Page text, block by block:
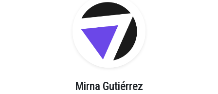
Mirna Gutiérrez